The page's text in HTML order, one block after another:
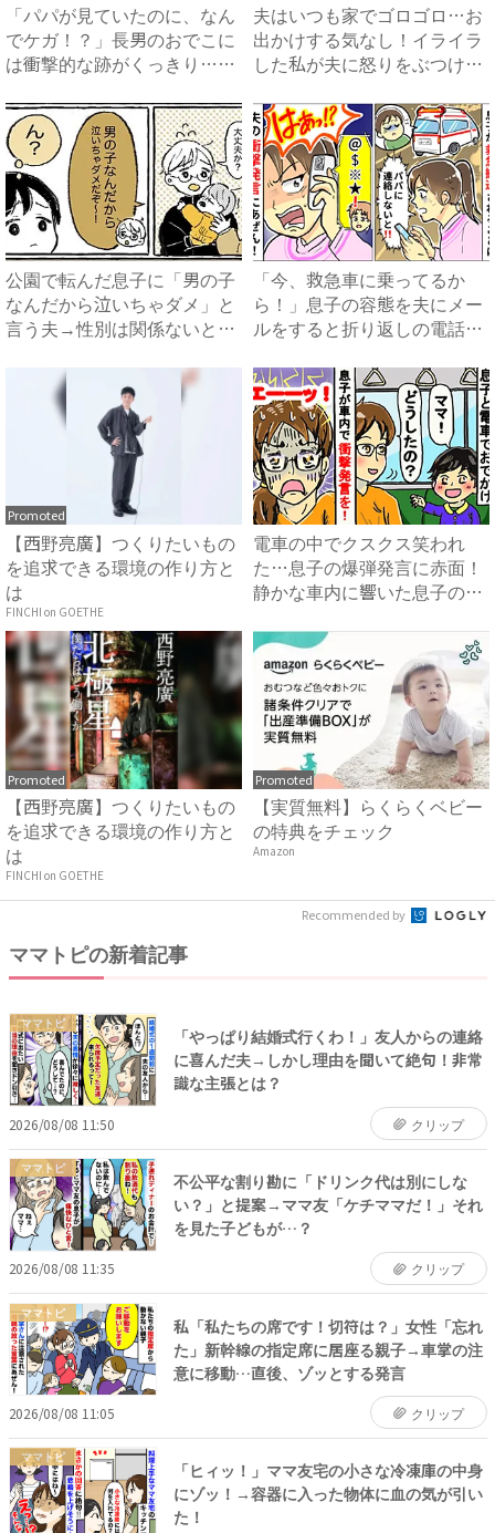
「パパが見ていたのに、なん
でケガ！？」長男のおでこに
は衝撃的な跡がくっきり…！
夫はいつも家でゴロゴロ…お
出かけする気なし！イライラ
した私が夫に怒りをぶつける
公園で転んだ息子に「男の子
なんだから泣いちゃダメ」と
言う夫→性別は関係ないと指
「今、救急車に乗ってるか
ら！」息子の容態を夫にメー
ルをすると折り返しの電話
Promoted
【西野亮廣】つくりたいもの
を追求できる環境の作り方と
は
FINCHI on GOETHE
電車の中でクスクス笑われ
た…息子の爆弾発言に赤面！
静かな車内に響いた息子の一
Promoted
【西野亮廣】つくりたいもの
を追求できる環境の作り方と
は
FINCHI on GOETHE
Promoted
【実質無料】らくらくベビー
の特典をチェック
Amazon
Recommended by
ママトピの新着記事
ママトピ
「やっぱり結婚式行くわ！」友人からの連絡
に喜んだ夫→しかし理由を聞いて絶句！非常
識な主張とは？
2026/08/08 11:50 クリップ
ママトピ
不公平な割り勘に「ドリンク代は別にしな
い？」と提案→ママ友「ケチママだ！」それ
を見た子どもが…？
2026/08/08 11:35 クリップ
ママトピ
私「私たちの席です！切符は？」女性「忘れ
た」新幹線の指定席に居座る親子→車掌の注
意に移動…直後、ゾッとする発言
2026/08/08 11:05 クリップ
ママトピ
「ヒィッ！」ママ友宅の小さな冷凍庫の中身
にゾッ！→容器に入った物体に血の気が引い
た！